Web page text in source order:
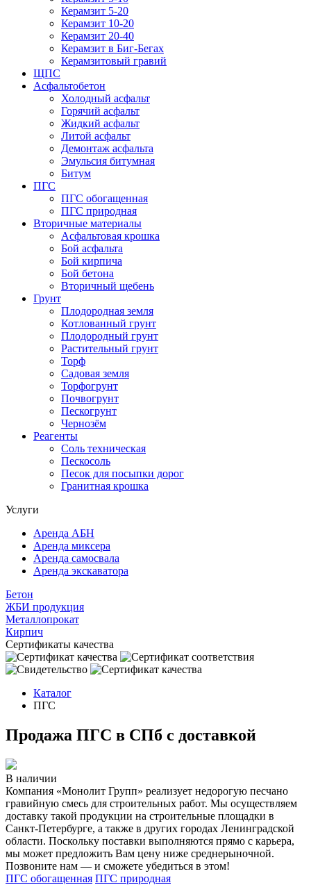
Керамзит 5-20
Керамзит 10-20
Керамзит 20-40
Керамзит в Биг-Бегах
Керамзитовый гравий
ЩПС
Асфальтобетон
Холодный асфальт
Горячий асфальт
Жидкий асфальт
Литой асфальт
Демонтаж асфальта
Эмульсия битумная
Битум
ПГС
ПГС обогащенная
ПГС природная
Вторичные материалы
Асфальтовая крошка
Бой асфальта
Бой кирпича
Бой бетона
Вторичный щебень
Грунт
Плодородная земля
Котлованный грунт
Плодородный грунт
Растительный грунт
Торф
Садовая земля
Торфогрунт
Почвогрунт
Пескогрунт
Чернозём
Реагенты
Соль техническая
Пескосоль
Песок для посыпки дорог
Гранитная крошка
Услуги
Аренда АБН
Аренда миксера
Аренда самосвала
Аренда экскаватора
Бетон
ЖБИ продукция
Металлопрокат
Кирпич
Сертификаты качества
Каталог
ПГС
Продажа ПГС в СПб с доставкой
В наличии
Компания «Монолит Групп» реализует недорогую песчано
гравийную смесь для строительных работ. Мы осуществляем
доставку такой продукции на строительные площадки в
Санкт-Петербурге, а также в других городах Ленинградской
области. Поскольку поставки выполняются прямо с карьера,
мы может предложить Вам цену ниже среднерыночной.
Позвоните нам — и сможете убедиться в этом!
ПГС обогащенная ПГС природная